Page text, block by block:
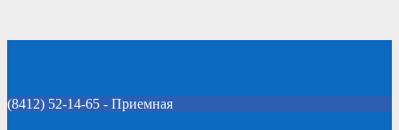
(8412) 52-14-65 - Приемная